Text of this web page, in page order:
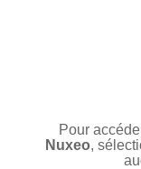
Pour
Nuxeo,